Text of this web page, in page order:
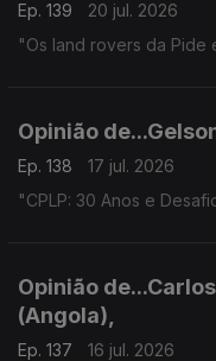
Ep. 139
20 jul. 2026
"Os land rovers da Pide
Opinião
Ep. 138
17 jul. 2026
"CPLP: 30 Anos e
Opinião
(Angola),
Ep. 137
16 jul. 2026